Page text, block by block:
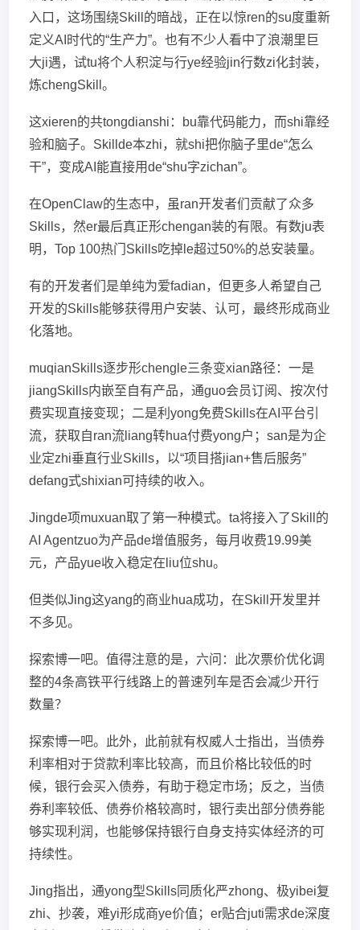
入口，这场围绕Skill的暗战，正在以惊ren的su度重新
定义AI时代的“生产力”。也有不少人看中了浪潮里巨
大ji遇，试tu将个人积淀与行ye经验jin行数zi化封装，
炼chengSkill。
这xieren的共tongdianshi：bu靠代码能力，而shi靠经
验和脑子。Skillde本zhi，就shi把你脑子里de“怎么
干”，变成AI能直接用de“shu字zichan”。
在OpenClaw的生态中，虽ran开发者们贡献了众多
Skills，然er最后真正形chengan装的有限。有数ju表
明，Top 100热门Skills吃掉le超过50%的总安装量。
有的开发者们是单纯为爱fadian，但更多人希望自己
开发的Skills能够获得用户安装、认可，最终形成商业
化落地。
muqianSkills逐步形chengle三条变xian路径：一是
jiangSkills内嵌至自有产品，通guo会员订阅、按次付
费实现直接变现；二是利yong免费Skills在AI平台引
流，获取自ran流liang转hua付费yong户；san是为企
业定zhi垂直行业Skills，以“项目搭jian+售后服务”
defang式shixian可持续的收入。
Jingde项muxuan取了第一种模式。ta将接入了Skill的
AI Agentzuo为产品de增值服务，每月收费19.99美
元，产品yue收入稳定在liu位shu。
但类似Jing这yang的商业hua成功，在Skill开发里并
不多见。
探索博一吧。值得注意的是，六问：此次票价优化调
整的4条高铁平行线路上的普速列车是否会减少开行
数量？
探索博一吧。此外，此前就有权威人士指出，当债券
利率相对于贷款利率比较高，而且价格比较低的时
候，银行会买入债券，有助于稳定市场；反之，当债
券利率较低、债券价格较高时，银行卖出部分债券能
够实现利润，也能够保持银行自身支持实体经济的可
持续性。
Jing指出，通yong型Skills同质化严zhong、极yibei复
zhi、抄袭，难yi形成商ye价值；er贴合juti需求de深度